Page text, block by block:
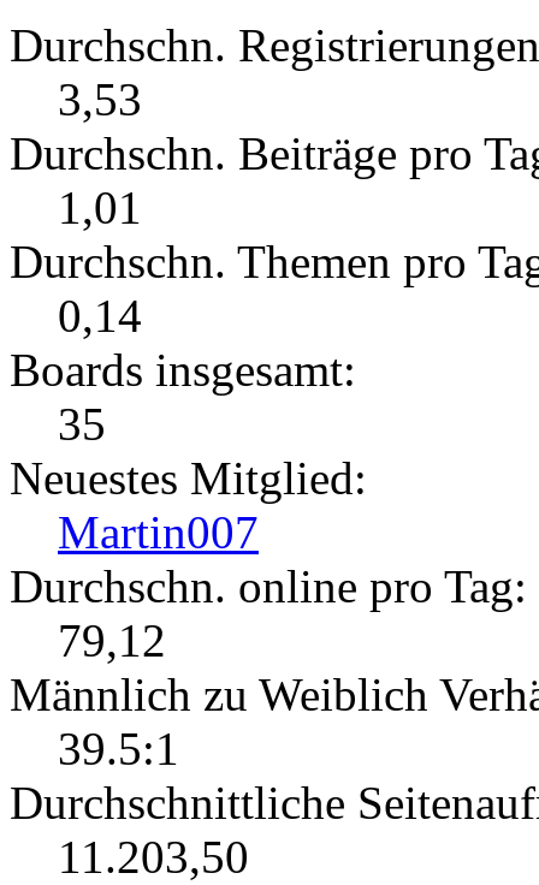
Durchschn.
3,53
Durchschn. Beiträge pro
1,01
Durchschn. Themen pro
0,14
Boards insgesamt:
35
Neuestes Mitglied:
Martin007
Durchschn. online pro Tag:
79,12
Männlich zu Weiblich
39.5:1
Durchschnittliche
11.203,50